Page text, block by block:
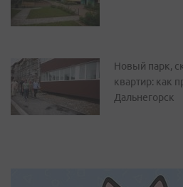
Новый парк,
квартир: как
Дальнегорск